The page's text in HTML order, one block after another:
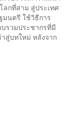
ลกที่สาม สู่ประเทศ
มนตรี ใช้วิธีการ
รวมประชากรที่มี
สู่บทใหม่ หลังจาก